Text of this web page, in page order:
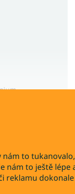
to
nám to ještě lépe
reklamu